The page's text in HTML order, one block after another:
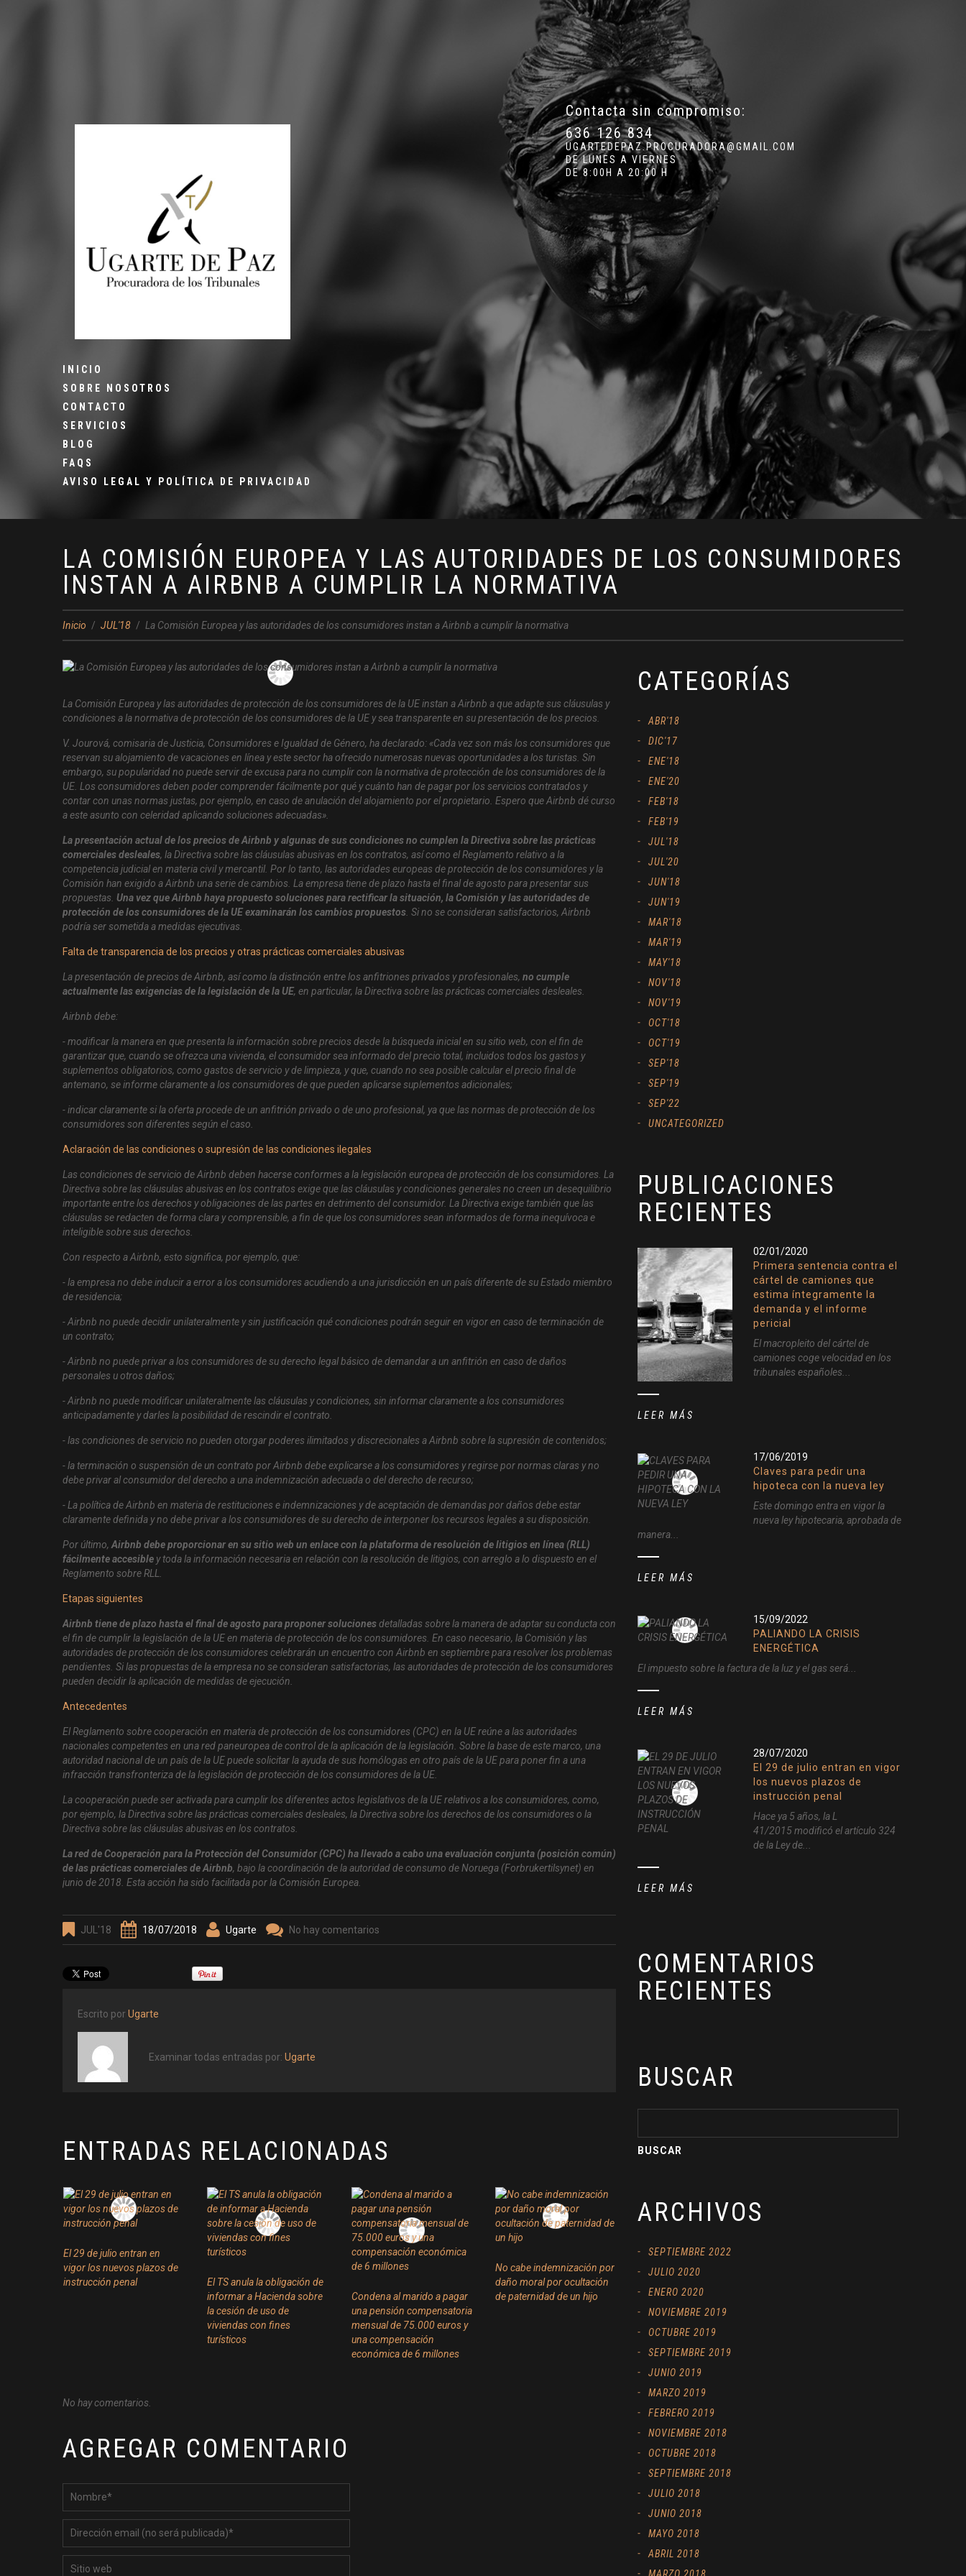
INICIO
SOBRE NOSOTROS
CONTACTO
SERVICIOS
BLOG
FAQS
AVISO LEGAL Y POLÍTICA DE PRIVACIDAD
Contacta sin compromiso:
636 126 834
UGARTEDEPAZ.PROCURADORA@GMAIL.COM
DE LUNES A VIERNES
DE 8:00H A 20:00 H
LA COMISIÓN EUROPEA Y LAS AUTORIDADES DE LOS CONSUMIDORES
INSTAN A AIRBNB A CUMPLIR LA NORMATIVA
Inicio JUL'18 La Comisión Europea y las autoridades de los consumidores instan a Airbnb a cumplir la normativa
La Comisión Europea y las autoridades de protección de los consumidores de la UE instan a Airbnb a que adapte sus cláusulas y
condiciones a la normativa de protección de los consumidores de la UE y sea transparente en su presentación de los precios.
V. Jourová, comisaria de Justicia, Consumidores e Igualdad de Género, ha declarado: «Cada vez son más los consumidores que
reservan su alojamiento de vacaciones en línea y este sector ha ofrecido numerosas nuevas oportunidades a los turistas. Sin
embargo, su popularidad no puede servir de excusa para no cumplir con la normativa de protección de los consumidores de la
UE. Los consumidores deben poder comprender fácilmente por qué y cuánto han de pagar por los servicios contratados y
contar con unas normas justas, por ejemplo, en caso de anulación del alojamiento por el propietario. Espero que Airbnb dé curso
a este asunto con celeridad aplicando soluciones adecuadas».
La presentación actual de los precios de Airbnb y algunas de sus condiciones no cumplen la Directiva sobre las prácticas
comerciales desleales, la Directiva sobre las cláusulas abusivas en los contratos, así como el Reglamento relativo a la
competencia judicial en materia civil y mercantil. Por lo tanto, las autoridades europeas de protección de los consumidores y la
Comisión han exigido a Airbnb una serie de cambios. La empresa tiene de plazo hasta el final de agosto para presentar sus
propuestas. Una vez que Airbnb haya propuesto soluciones para rectificar la situación, la Comisión y las autoridades de
protección de los consumidores de la UE examinarán los cambios propuestos . Si no se consideran satisfactorios, Airbnb
podría ser sometida a medidas ejecutivas.
Falta de transparencia de los precios y otras prácticas comerciales abusivas
La presentación de precios de Airbnb, así como la distinción entre los anfitriones privados y profesionales, no cumple
actualmente las exigencias de la legislación de la UE, en particular, la Directiva sobre las prácticas comerciales desleales.
Airbnb debe:
- modificar la manera en que presenta la información sobre precios desde la búsqueda inicial en su sitio web, con el fin de
garantizar que, cuando se ofrezca una vivienda, el consumidor sea informado del precio total, incluidos todos los gastos y
suplementos obligatorios, como gastos de servicio y de limpieza, y que, cuando no sea posible calcular el precio final de
antemano, se informe claramente a los consumidores de que pueden aplicarse suplementos adicionales;
- indicar claramente si la oferta procede de un anfitrión privado o de uno profesional, ya que las normas de protección de los
consumidores son diferentes según el caso.
Aclaración de las condiciones o supresión de las condiciones ilegales
Las condiciones de servicio de Airbnb deben hacerse conformes a la legislación europea de protección de los consumidores. La
Directiva sobre las cláusulas abusivas en los contratos exige que las cláusulas y condiciones generales no creen un desequilibrio
importante entre los derechos y obligaciones de las partes en detrimento del consumidor. La Directiva exige también que las
cláusulas se redacten de forma clara y comprensible, a fin de que los consumidores sean informados de forma inequívoca e
inteligible sobre sus derechos.
Con respecto a Airbnb, esto significa, por ejemplo, que:
- la empresa no debe inducir a error a los consumidores acudiendo a una jurisdicción en un país diferente de su Estado miembro
de residencia;
- Airbnb no puede decidir unilateralmente y sin justificación qué condiciones podrán seguir en vigor en caso de terminación de
un contrato;
- Airbnb no puede privar a los consumidores de su derecho legal básico de demandar a un anfitrión en caso de daños
personales u otros daños;
- Airbnb no puede modificar unilateralmente las cláusulas y condiciones, sin informar claramente a los consumidores
anticipadamente y darles la posibilidad de rescindir el contrato.
- las condiciones de servicio no pueden otorgar poderes ilimitados y discrecionales a Airbnb sobre la supresión de contenidos;
- la terminación o suspensión de un contrato por Airbnb debe explicarse a los consumidores y regirse por normas claras y no
debe privar al consumidor del derecho a una indemnización adecuada o del derecho de recurso;
- La política de Airbnb en materia de restituciones e indemnizaciones y de aceptación de demandas por daños debe estar
claramente definida y no debe privar a los consumidores de su derecho de interponer los recursos legales a su disposición.
Por último, Airbnb debe proporcionar en su sitio web un enlace con la plataforma de resolución de litigios en línea (RLL)
fácilmente accesible y toda la información necesaria en relación con la resolución de litigios, con arreglo a lo dispuesto en el
Reglamento sobre RLL.
Etapas siguientes
Airbnb tiene de plazo hasta el final de agosto para proponer solucionesdetalladas sobre la manera de adaptar su conducta con
el fin de cumplir la legislación de la UE en materia de protección de los consumidores. En caso necesario, la Comisión y las
autoridades de protección de los consumidores celebrarán un encuentro con Airbnb en septiembre para resolver los problemas
pendientes. Si las propuestas de la empresa no se consideran satisfactorias, las autoridades de protección de los consumidores
pueden decidir la aplicación de medidas de ejecución.
Antecedentes
El Reglamento sobre cooperación en materia de protección de los consumidores (CPC) en la UE reúne a las autoridades
nacionales competentes en una red paneuropea de control de la aplicación de la legislación. Sobre la base de este marco, una
autoridad nacional de un país de la UE puede solicitar la ayuda de sus homólogas en otro país de la UE para poner fin a una
infracción transfronteriza de la legislación de protección de los consumidores de la UE.
La cooperación puede ser activada para cumplir los diferentes actos legislativos de la UE relativos a los consumidores, como,
por ejemplo, la Directiva sobre las prácticas comerciales desleales, la Directiva sobre los derechos de los consumidores o la
Directiva sobre las cláusulas abusivas en los contratos.
La red de Cooperación para la Protección del Consumidor (CPC) ha llevado a cabo una evaluación conjunta (posición común)
de las prácticas comerciales de Airbnb, bajo la coordinación de la autoridad de consumo de Noruega (Forbrukertilsynet) en
junio de 2018. Esta acción ha sido facilitada por la Comisión Europea.
JUL'18 18/07/2018 Ugarte No hay comentarios
Escrito por Ugarte
Examinar todas entradas por: Ugarte
ENTRADAS RELACIONADAS
El 29 de julio entran en
vigor los nuevos plazos de
instrucción penal
El TS anula la obligación de
informar a Hacienda sobre
la cesión de uso de
viviendas con fines
turísticos
Condena al marido a pagar
una pensión compensatoria
mensual de 75.000 euros y
una compensación
económica de 6 millones
No cabe indemnización por
daño moral por ocultación
de paternidad de un hijo
No hay comentarios.
AGREGAR COMENTARIO
CATEGORÍAS
ABR'18
DIC'17
ENE'18
ENE'20
FEB'18
FEB'19
JUL'18
JUL'20
JUN'18
JUN'19
MAR'18
MAR'19
MAY'18
NOV'18
NOV'19
OCT'18
OCT'19
SEP'18
SEP'19
SEP'22
UNCATEGORIZED
PUBLICACIONES
RECIENTES
02/01/2020
Primera sentencia contra el
cártel de camiones que
estima íntegramente la
demanda y el informe
pericial
El macropleito del cártel de
camiones coge velocidad en los
tribunales españoles...
LEER MÁS
17/06/2019
Claves para pedir una
hipoteca con la nueva ley
Este domingo entra en vigor la
nueva ley hipotecaria, aprobada de
manera...
LEER MÁS
15/09/2022
PALIANDO LA CRISIS
ENERGÉTICA
El impuesto sobre la factura de la luz y el gas será...
LEER MÁS
28/07/2020
El 29 de julio entran en vigor
los nuevos plazos de
instrucción penal
Hace ya 5 años, la L
41/2015 modificó el artículo 324
de la Ley de...
LEER MÁS
COMENTARIOS
RECIENTES
BUSCAR
ARCHIVOS
SEPTIEMBRE 2022
JULIO 2020
ENERO 2020
NOVIEMBRE 2019
OCTUBRE 2019
SEPTIEMBRE 2019
JUNIO 2019
MARZO 2019
FEBRERO 2019
NOVIEMBRE 2018
OCTUBRE 2018
SEPTIEMBRE 2018
JULIO 2018
JUNIO 2018
MAYO 2018
ABRIL 2018
MARZO 2018